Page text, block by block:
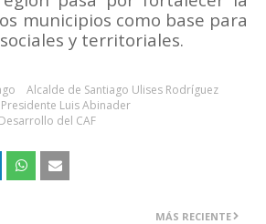
municipios como base para
y territoriales.
Alcalde de Santiago Ulises Rodríguez
Presidente Luis Abinader
del CAF
MÁS RECIENTE